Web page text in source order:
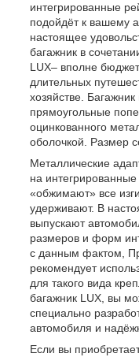
интегрированные
подойдёт к вашему
настоящее
багажник в
LUX– вполне
длительных
хозяйстве.
прямоугольные
оцинкованного
оболочкой. Размер
Металлические
на
«обжимают» все
удерживают. В
выпускают
размеров и форм
с данным фактом,
рекомендует
для такого вида
багажник LUX, вы
специально
автомобиля и
Если вы